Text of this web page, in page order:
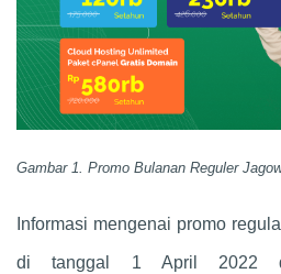
Gambar 1. Promo Bulanan Reguler
Informasi mengenai promo
di tanggal 1 April 2022